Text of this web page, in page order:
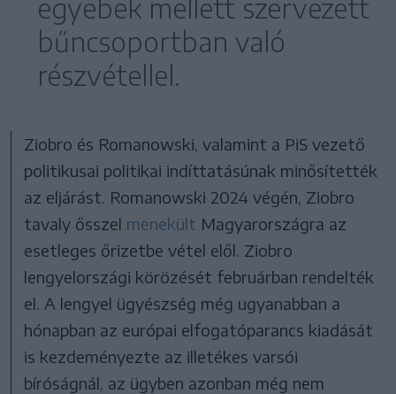
egyebek mellett szervezett
bűncsoportban való
részvétellel.
Ziobro és Romanowski, valamint a PiS vezető
politikusai politikai indíttatásúnak minősítették
az eljárást. Romanowski 2024 végén, Ziobro
tavaly ősszel menekült Magyarországra az
esetleges őrizetbe vétel elől. Ziobro
lengyelországi körözését februárban rendelték
el. A lengyel ügyészség még ugyanabban a
hónapban az európai elfogatóparancs kiadását
is kezdeményezte az illetékes varsói
bíróságnál, az ügyben azonban még nem